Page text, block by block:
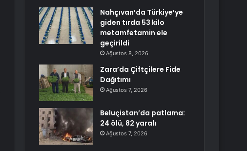
Nahçıvan’da Türkiye’ye
giden tırda 53 kilo
metamfetamin ele
geçirildi
Ağustos 8, 2026
Zara’da Çiftçilere Fide
Dağıtımı
Ağustos 7, 2026
Beluçistan’da patlama:
24 ölü, 82 yaralı
Ağustos 7, 2026